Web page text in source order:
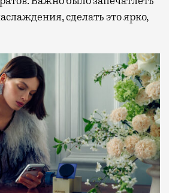
сделать это ярко,